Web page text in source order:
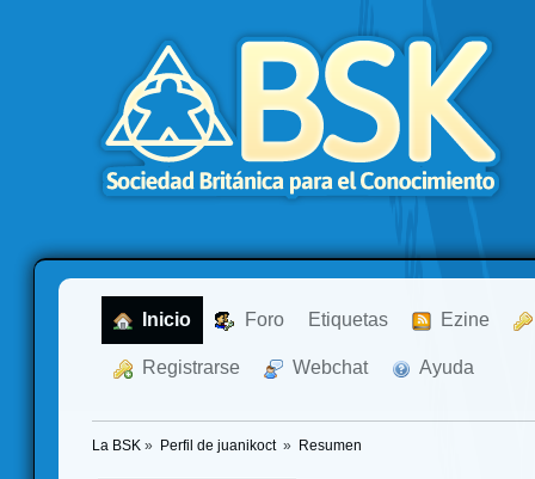
Inicio Foro Etiquetas Ezine
Registrarse Webchat Ayuda
La BSK » Perfil de juanikoct » Resumen